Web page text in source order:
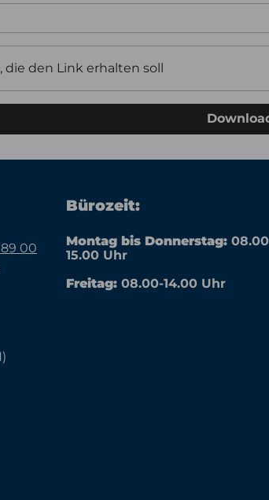
die den Link erhalten soll
00
Bürozeit:
Montag bis Donnerstag:
15.00 Uhr
Freitag: 08.00-14.00 Uhr